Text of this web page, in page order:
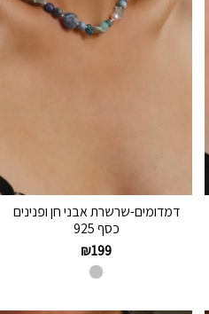
דמדומים-שרשרת אבני חן ופנינים
כסף 925
₪199